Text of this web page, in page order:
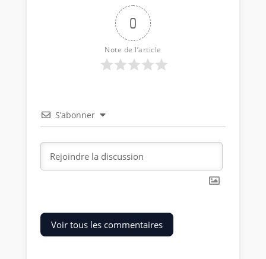
0
Note de l’article
S’abonner
Voir tous les commentaires